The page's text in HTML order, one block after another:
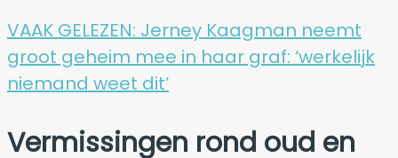
VAAK GELEZEN: Jerney Kaagman neemt
groot geheim mee in haar graf: ‘werkelijk
niemand weet dit’
Vermissingen rond oud en